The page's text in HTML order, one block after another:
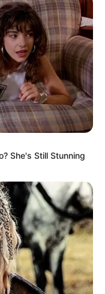
de mesa
aqueles rolos
rolos de
que
é, a partir de
tudo isso e
muito útil em
She's Still Stunning